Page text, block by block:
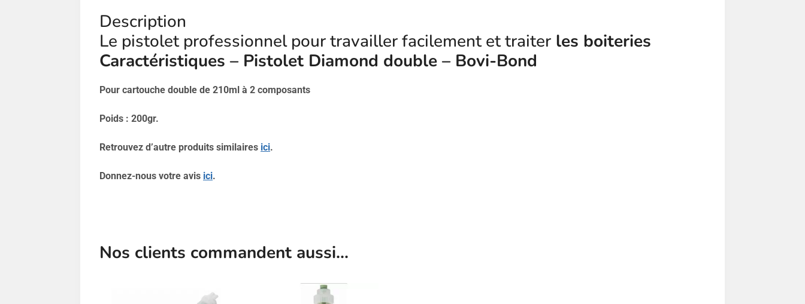
Description
Le pistolet professionnel pour travailler facilement et traiter les boiteries
Caractéristiques – Pistolet Diamond double – Bovi-Bond
Pour cartouche double de 210ml à 2 composants
Poids : 200gr.
Retrouvez d’autre produits similaires ici.
Donnez-nous votre avis ici.
Nos clients commandent aussi...